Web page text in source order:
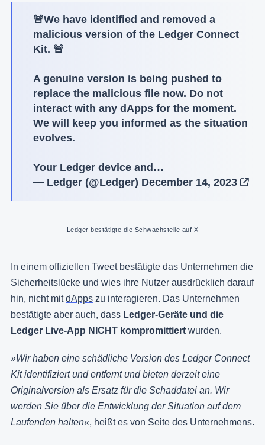
🚨We have identified and removed a
malicious version of the Ledger Connect
Kit. 🚨
A genuine version is being pushed to
replace the malicious file now. Do not
interact with any dApps for the moment.
We will keep you informed as the situation
evolves.
Your Ledger device and…
— Ledger (@Ledger) December 14, 2023
Ledger bestätigte die Schwachstelle auf X
In einem offiziellen Tweet bestätigte das Unternehmen die
Sicherheitslücke und wies ihre Nutzer ausdrücklich darauf
hin, nicht mitdApps zu interagieren. Das Unternehmen
bestätigte aber auch, dass Ledger-Geräte und die
Ledger Live-App NICHT kompromittiert wurden.
»Wir haben eine schädliche Version des Ledger Connect
Kit identifiziert und entfernt und bieten derzeit eine
Originalversion als Ersatz für die Schaddatei an. Wir
werden Sie über die Entwicklung der Situation auf dem
Laufenden halten«, heißt es von Seite des Unternehmens.